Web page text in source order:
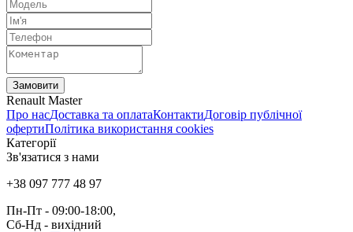
Замовити
Renault Master
Про насДоставка та оплатаКонтактиДоговір публічної
офертиПолітика використання cookies
Категорії
Зв'язатися з нами
+38 097 777 48 97
Пн-Пт - 09:00-18:00,
Сб-Нд - вихідний